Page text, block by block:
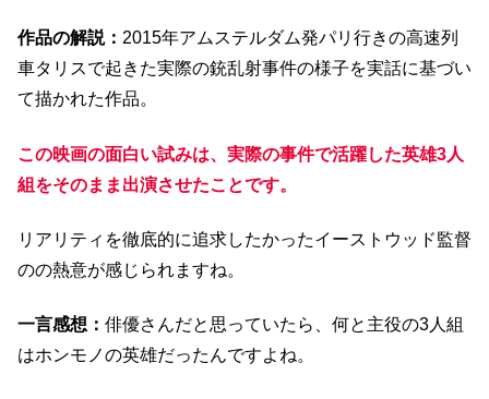
作品の解説： 2015年アムステルダム発パリ行きの高速列
車タリスで起きた実際の銃乱射事件の様子を実話に基づい
て描かれた作品。
この映画の面白い試みは、実際の事件で活躍した英雄3人
組をそのまま出演させたことです。
リアリティを徹底的に追求したかったイーストウッド監督
のの熱意が感じられますね。
一言感想： 俳優さんだと思っていたら、何と主役の3人組
はホンモノの英雄だったんですよね。